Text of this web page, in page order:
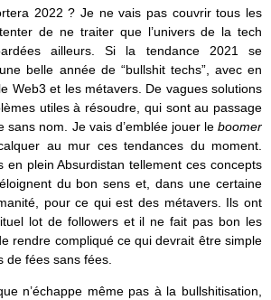
2022 ? Je ne vais pas couvrir tous les
de ne traiter que l’univers de la tech
ailleurs. Si la tendance 2021 se
belle année de “bullshit techs”, avec en
Web3 et les métavers. De vagues solutions
utiles à résoudre, qui sont au passage
sans nom. Je vais d’emblée jouer le boomer
au mur ces tendances du moment.
en plein Absurdistan tellement ces concepts
du bon sens et, dans une certaine
pour ce qui est des métavers. Ils ont
lot de followers et il ne fait pas bon les
rendre compliqué ce qui devrait être simple
de fées sans fées.
n’échappe même pas à la bullshitisation,